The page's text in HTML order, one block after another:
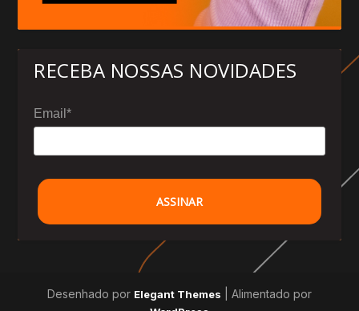
RECEBA NOSSAS NOVIDADES
Email*
ASSINAR
Desenhado por Elegant Themes | Alimentado por